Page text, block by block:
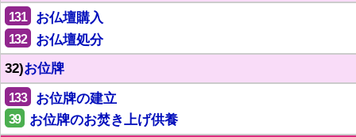
131 お仏壇購入
132
お仏壇処分
32)お位牌
133 お位牌の建立
39 お位牌のお焚き上げ供養